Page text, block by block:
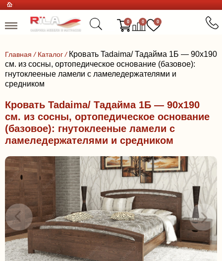
0 0 0
Главная / Каталог / Кровать Tadaima/ Тадайма 1Б — 90x190
см. из сосны, ортопедическое основание (базовое):
гнутоклееные ламели с ламеледержателями и
средником
Кровать Tadaima/ Тадайма 1Б — 90x190
см. из сосны, ортопедическое основание
(базовое): гнутоклееные ламели с
ламеледержателями и средником